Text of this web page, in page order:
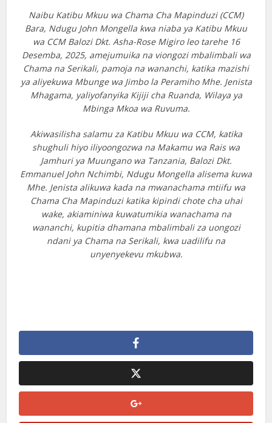
Naibu Katibu Mkuu wa Chama Cha Mapinduzi (CCM)
Bara, Ndugu John Mongella kwa niaba ya Katibu Mkuu
wa CCM Balozi Dkt. Asha-Rose Migiro leo tarehe 16
Desemba, 2025, amejumuika na viongozi mbalimbali wa
Chama na Serikali, pamoja na wananchi, katika mazishi
ya aliyekuwa Mbunge wa Jimbo la Peramiho Mhe. Jenista
Mhagama, yaliyofanyika Kijiji cha Ruanda, Wilaya ya
Mbinga Mkoa wa Ruvuma.
Akiwasilisha salamu za Katibu Mkuu wa CCM, katika
shughuli hiyo iliyoongozwa na Makamu wa Rais wa
Jamhuri ya Muungano wa Tanzania, Balozi Dkt.
Emmanuel John Nchimbi, Ndugu Mongella alisema kuwa
Mhe. Jenista alikuwa kada na mwanachama mtiifu wa
Chama Cha Mapinduzi katika kipindi chote cha uhai
wake, akiaminiwa kuwatumikia wanachama na
wananchi, kupitia dhamana mbalimbali za uongozi
ndani ya Chama na Serikali, kwa uadilifu na
unyenyekevu mkubwa.